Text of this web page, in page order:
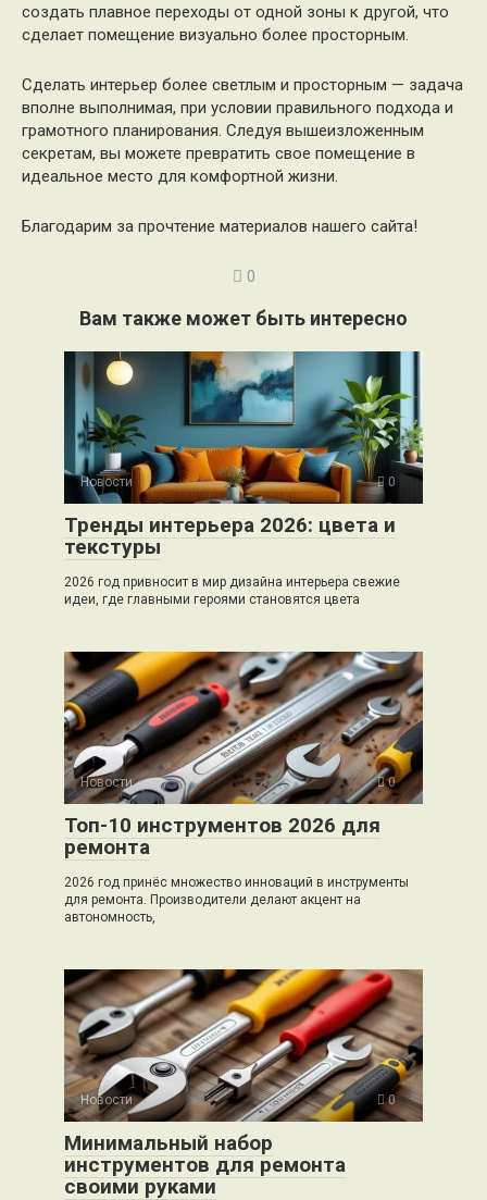
создать плавное переходы от одной зоны к другой, что
сделает помещение визуально более просторным.
Сделать интерьер более светлым и просторным — задача
вполне выполнимая, при условии правильного подхода и
грамотного планирования. Следуя вышеизложенным
секретам, вы можете превратить свое помещение в
идеальное место для комфортной жизни.
Благодарим за прочтение материалов нашего сайта!
0
Вам также может быть интересно
Новости 0
Тренды интерьера 2026: цвета и
текстуры
2026 год привносит в мир дизайна интерьера свежие
идеи, где главными героями становятся цвета
Новости 0
Топ-10 инструментов 2026 для
ремонта
2026 год принёс множество инноваций в инструменты
для ремонта. Производители делают акцент на
автономность,
Новости 0
Минимальный набор
инструментов для ремонта
своими руками